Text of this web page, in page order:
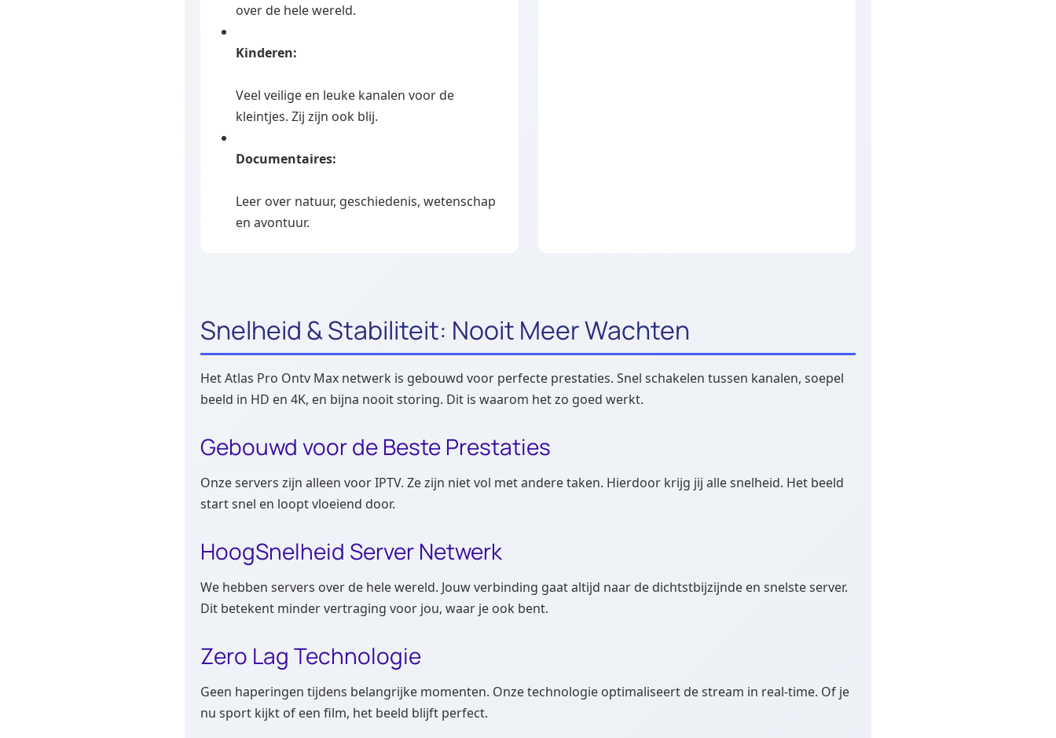
over de hele wereld.
Kinderen:
Veel veilige en leuke kanalen voor de
kleintjes. Zij zijn ook blij.
Documentaires:
Leer over natuur, geschiedenis, wetenschap
en avontuur.
Snelheid & Stabiliteit: Nooit Meer Wachten
Het Atlas Pro Ontv Max netwerk is gebouwd voor perfecte prestaties. Snel schakelen tussen kanalen, soepel
beeld in HD en 4K, en bijna nooit storing. Dit is waarom het zo goed werkt.
Gebouwd voor de Beste Prestaties
Onze servers zijn alleen voor IPTV. Ze zijn niet vol met andere taken. Hierdoor krijg jij alle snelheid. Het beeld
start snel en loopt vloeiend door.
HoogSnelheid Server Netwerk
We hebben servers over de hele wereld. Jouw verbinding gaat altijd naar de dichtstbijzijnde en snelste server.
Dit betekent minder vertraging voor jou, waar je ook bent.
Zero Lag Technologie
Geen haperingen tijdens belangrijke momenten. Onze technologie optimaliseert de stream in real-time. Of je
nu sport kijkt of een film, het beeld blijft perfect.